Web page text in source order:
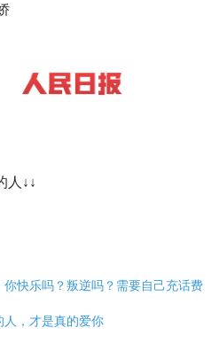
人↓↓
快乐吗？叛逆吗？需要自己充话费
人，才是真的爱你